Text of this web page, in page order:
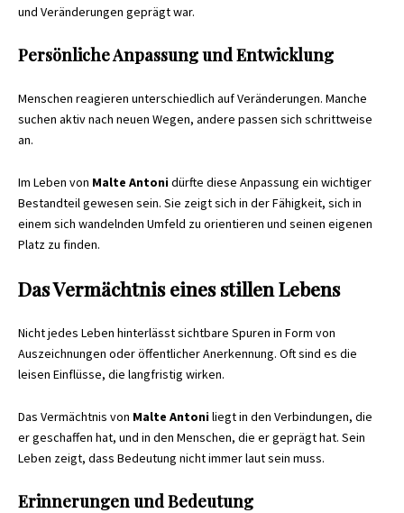
und Veränderungen geprägt war.
Persönliche Anpassung und Entwicklung
Menschen reagieren unterschiedlich auf Veränderungen. Manche
suchen aktiv nach neuen Wegen, andere passen sich schrittweise
an.
Im Leben von Malte Antonidürfte diese Anpassung ein wichtiger
Bestandteil gewesen sein. Sie zeigt sich in der Fähigkeit, sich in
einem sich wandelnden Umfeld zu orientieren und seinen eigenen
Platz zu finden.
Das Vermächtnis eines stillen Lebens
Nicht jedes Leben hinterlässt sichtbare Spuren in Form von
Auszeichnungen oder öffentlicher Anerkennung. Oft sind es die
leisen Einflüsse, die langfristig wirken.
Das Vermächtnis von Malte Antoniliegt in den Verbindungen, die
er geschaffen hat, und in den Menschen, die er geprägt hat. Sein
Leben zeigt, dass Bedeutung nicht immer laut sein muss.
Erinnerungen und Bedeutung